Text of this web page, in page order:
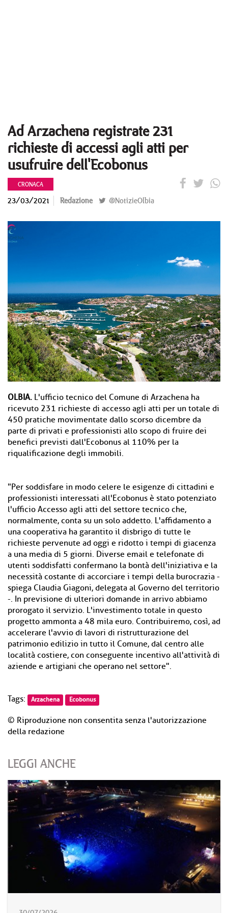
Ad Arzachena registrate 231
richieste di accessi agli atti per
usufruire dell'Ecobonus
CRONACA
23/03/2021 Redazione @NotizieOlbia
OLBIA. L'ufficio tecnico del Comune di Arzachena ha
ricevuto 231 richieste di accesso agli atti per un totale di
450 pratiche movimentate dallo scorso dicembre da
parte di privati e professionisti allo scopo di fruire dei
benefici previsti dall'Ecobonus al 110% per la
riqualificazione degli immobili.
"Per soddisfare in modo celere le esigenze di cittadini e
professionisti interessati all'Ecobonus è stato potenziato
l'ufficio Accesso agli atti del settore tecnico che,
normalmente, conta su un solo addetto. L'affidamento a
una cooperativa ha garantito il disbrigo di tutte le
richieste pervenute ad oggi e ridotto i tempi di giacenza
a una media di 5 giorni. Diverse email e telefonate di
utenti soddisfatti confermano la bontà dell'iniziativa e la
necessità costante di accorciare i tempi della burocrazia -
spiega Claudia Giagoni, delegata al Governo del territorio
-. In previsione di ulteriori domande in arrivo abbiamo
prorogato il servizio. L'investimento totale in questo
progetto ammonta a 48 mila euro. Contribuiremo, così, ad
accelerare l'avvio di lavori di ristrutturazione del
patrimonio edilizio in tutto il Comune, dal centro alle
località costiere, con conseguente incentivo all'attività di
aziende e artigiani che operano nel settore".
Tags: Arzachena Ecobonus
© Riproduzione non consentita senza l'autorizzazione
della redazione
LEGGI ANCHE